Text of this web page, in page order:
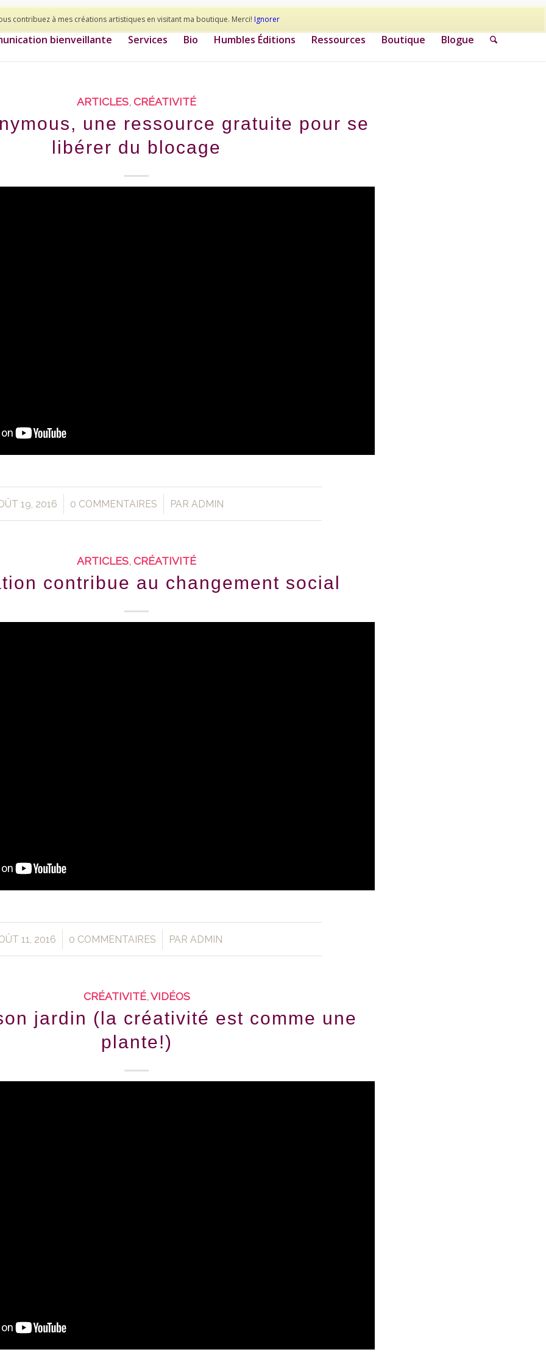
contribuez à mes créations artistiques en visitant ma boutique. Merci! Ignorer
bienveillante Services Bio Humbles Éditions Ressources Boutique Blogue
ARTICLES,CRÉATIVITÉ
une ressource gratuite pour se
libérer du blocage
19, 2016
/ 0 COMMENTAIRES
/ PAR ADMIN
ARTICLES,CRÉATIVITÉ
contribue au changement social
11, 2016
/ 0 COMMENTAIRES
/ PARADMIN
CRÉATIVITÉ,VIDÉOS
jardin (la créativité est comme une
plante!)